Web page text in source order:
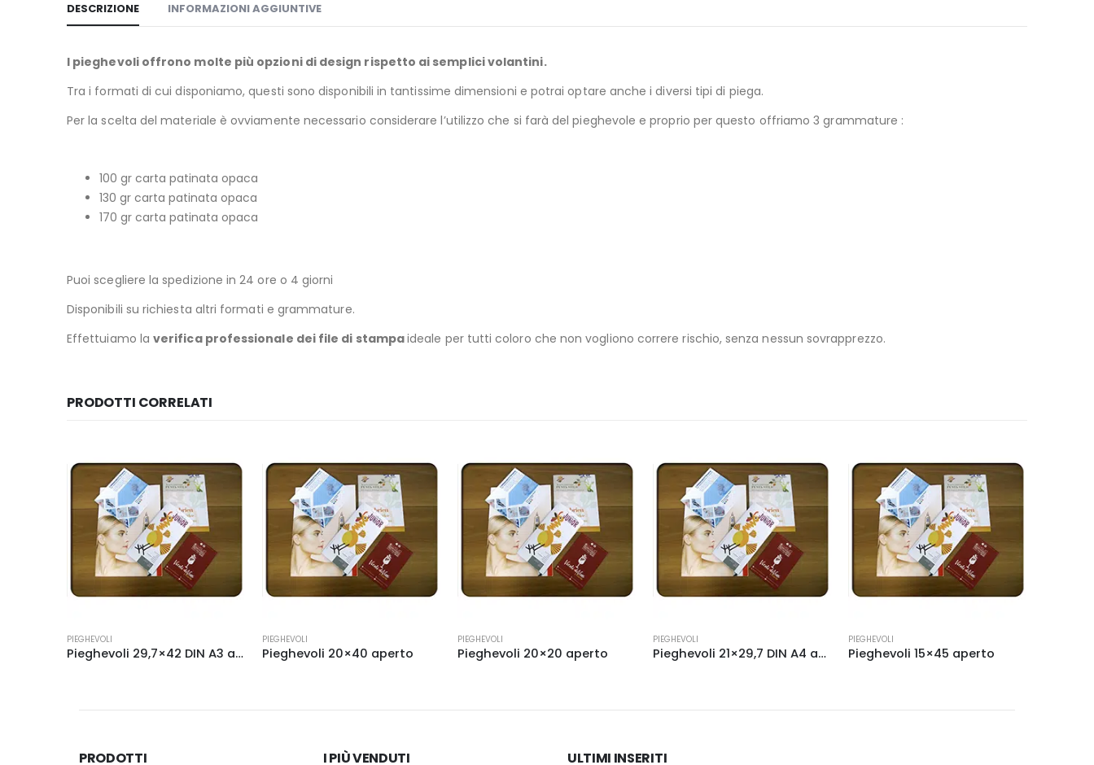
DESCRIZIONE INFORMAZIONI AGGIUNTIVE
I pieghevoli offrono molte più opzioni di design rispetto ai semplici volantini.
Tra i formati di cui disponiamo, questi sono disponibili in tantissime dimensioni e potrai optare anche i diversi tipi di piega.
Per la scelta del materiale è ovviamente necessario considerare l’utilizzo che si farà del pieghevole e proprio per questo offriamo 3 grammature :
100 gr carta patinata opaca
130 gr carta patinata opaca
170 gr carta patinata opaca
Puoi scegliere la spedizione in 24 ore o 4 giorni
Disponibili su richiesta altri formati e grammature.
Effettuiamo laverifica professionale dei file di stampaideale per tutti coloro che non vogliono correre rischio, senza nessun sovrapprezzo.
PRODOTTI CORRELATI
PIEGHEVOLI
Pieghevoli 29,7×42 DIN A3 aperto
PIEGHEVOLI
Pieghevoli 20×40 aperto
PIEGHEVOLI
Pieghevoli 20×20 aperto
PIEGHEVOLI
Pieghevoli 21×29,7 DIN A4 aperto
PIEGHEVOLI
Pieghevoli 15×45 aperto
PRODOTTI I PIÙ VENDUTI ULTIMI INSERITI